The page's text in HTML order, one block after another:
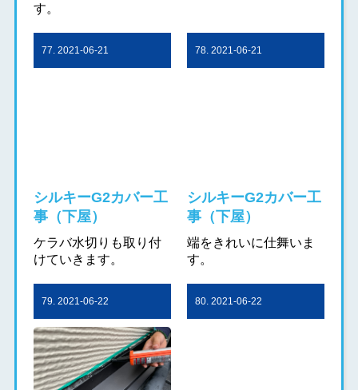
す。
77. 2021-06-21
シルキーG2カバー工
事（下屋）
ケラバ水切りも取り付
けていきます。
78. 2021-06-21
シルキーG2カバー工
事（下屋）
端をきれいに仕舞いま
す。
79. 2021-06-22 80. 2021-06-22